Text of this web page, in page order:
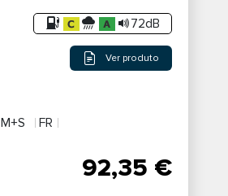
72dB
Ver produto
M+S FR
92,35 €